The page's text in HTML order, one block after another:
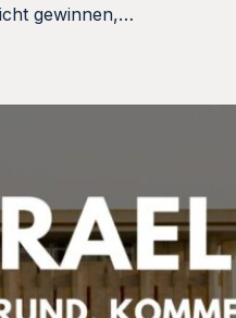
gewinnen,…